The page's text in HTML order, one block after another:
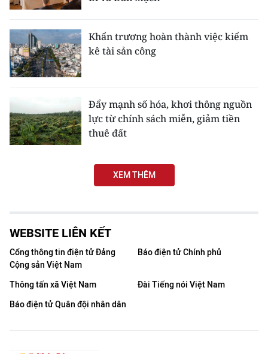
Khẩn trương hoàn thành việc kiểm
kê tài sản công
Đẩy mạnh số hóa, khơi thông nguồn
lực từ chính sách miễn, giảm tiền
thuê đất
XEM THÊM
WEBSITE LIÊN KẾT
Cổng thông tin điện tử Đảng
Cộng sản Việt Nam
Báo điện tử Chính phủ
Thông tấn xã Việt Nam
Đài Tiếng nói Việt Nam
Báo điện tử Quân đội nhân dân